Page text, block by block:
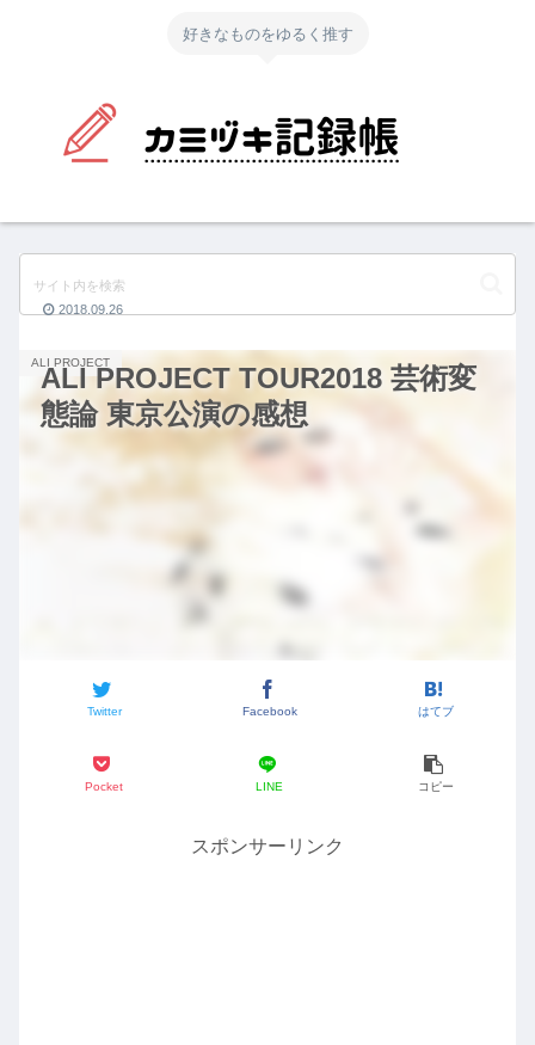
好きなものをゆるく推す
ALI PROJECT TOUR2018 芸術変
態論 東京公演の感想
ALI PROJECT
Twitter Facebook はてブ
Pocket LINE コピー
2018.09.26
スポンサーリンク